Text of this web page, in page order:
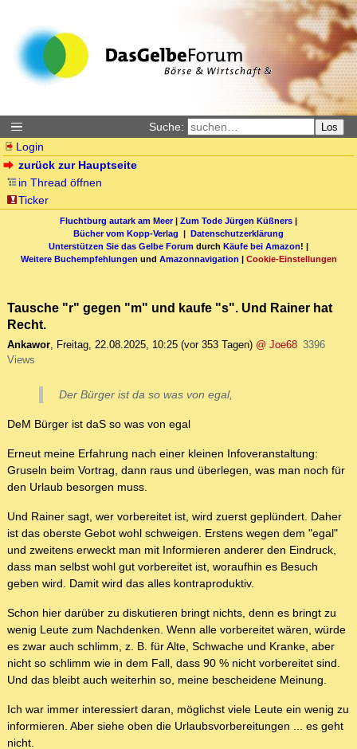
Suche: Los
Login
zurück zur Hauptseite
in Thread öffnen
Ticker
Fluchtburg autark am Meer| Zum Tode Jürgen Küßners |
Bücher vom Kopp-Verlag | Datenschutzerklärung
Unterstützen Sie das Gelbe Forum durch Käufe bei Amazon! |
Weitere Buchempfehlungen und Amazonnavigation | Cookie-Einstellungen
Tausche "r" gegen "m" und kaufe "s". Und Rainer hat
Recht.
Ankawor, Freitag, 22.08.2025, 10:25 (vor 353 Tagen) @ Joe68 3396
Views
Der Bürger ist da so was von egal,
DeM Bürger ist daS so was von egal
Erneut meine Erfahrung nach einer kleinen Infoveranstaltung:
Gruseln beim Vortrag, dann raus und überlegen, was man noch für
den Urlaub besorgen muss.
Und Rainer sagt, wer vorbereitet ist, wird zuerst geplündert. Daher
ist das oberste Gebot wohl schweigen. Erstens wegen dem "egal"
und zweitens erweckt man mit Informieren anderer den Eindruck,
dass man selbst wohl gut vorbereitet ist, woraufhin es Besuch
geben wird. Damit wird das alles kontraproduktiv.
Schon hier darüber zu diskutieren bringt nichts, denn es bringt zu
wenig Leute zum Nachdenken. Wenn alle vorbereitet wären, würde
es zwar auch schlimm, z. B. für Alte, Schwache und Kranke, aber
nicht so schlimm wie in dem Fall, dass 90 % nicht vorbereitet sind.
Und das bleibt auch weiterhin so, meine bescheidene Meinung.
Ich war immer interessiert daran, möglichst viele Leute ein wenig zu
informieren. Aber siehe oben die Urlaubsvorbereitungen ... es geht
nicht.